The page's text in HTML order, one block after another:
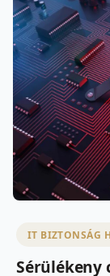
IT BIZTONSÁG
Sérülékeny